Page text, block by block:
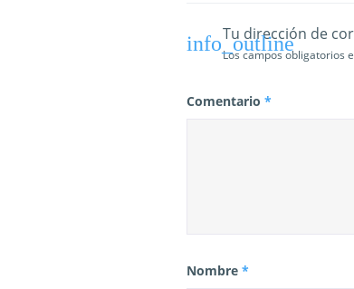
a
a
Tu dirección de
Los campos obligatorios
Comentario *
Nombre *